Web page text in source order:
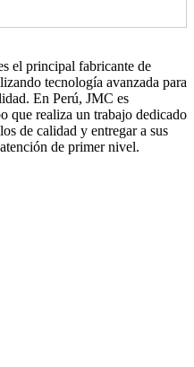
el principal fabricante de
tecnología avanzada para
En Perú, JMC es
que realiza un trabajo dedicado
de calidad y entregar a sus
de primer nivel.